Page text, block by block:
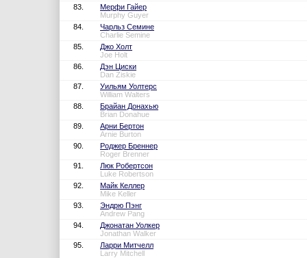
83.
Мерфи Гайер
Murphy Guyer
84.
Чарльз Семине
Charlie Semine
85.
Джо Холт
Joe Holt
86.
Дэн Циски
Dan Ziskie
87.
Уильям Уолтерс
William Walters
88.
Брайан Донахью
Brian Donahue
89.
Арни Бертон
Arnie Burton
90.
Роджер Бреннер
Roger Brenner
91.
Люк Робертсон
Luke Robertson
92.
Майк Келлер
Mike Keller
93.
Эндрю Пэнг
Andrew Pang
94.
Джонатан Уолкер
Jonathan Walker
95.
Ларри Митчелл
Larry Mitchell